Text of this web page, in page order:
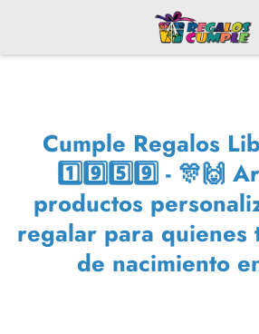
Cumple Regalos
1️⃣9️⃣5️⃣9️⃣ - 🎊🙌
productos
regalar para quienes
de nacimiento